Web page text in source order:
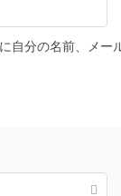
自分の名前、メー